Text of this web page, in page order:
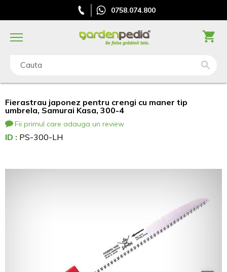
0758.074.800
Cauta
Fierastrau japonez pentru crengi cu maner tip
umbrela, Samurai Kasa, 300-4
Fii primul care adauga un review
ID : PS-300-LH